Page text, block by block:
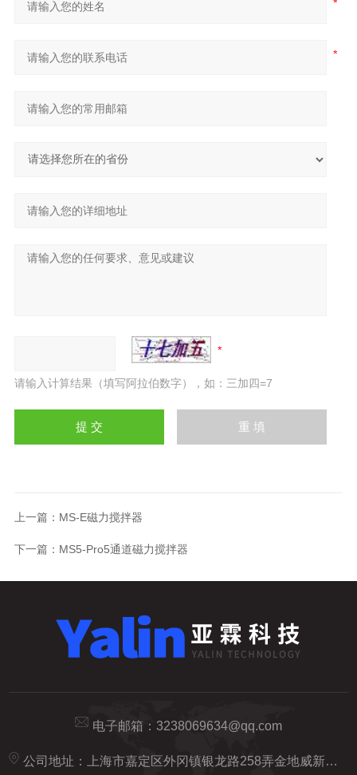
请输入计算结果（填写阿拉伯数字），如：三加四=7
上一篇： MS-E磁力搅拌器
下一篇： MS5-Pro5通道磁力搅拌器
电子邮箱： 3238069634@qq.com
公司地址：上海市嘉定区外冈镇银龙路258弄金地威新智造园20号楼5楼